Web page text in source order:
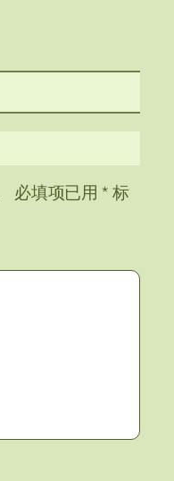
必填项已用*标